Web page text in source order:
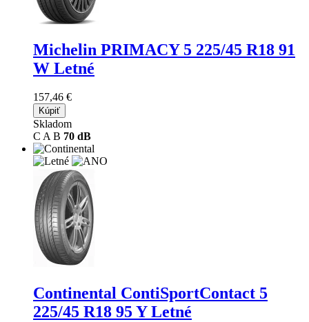
Michelin PRIMACY 5 225/45 R18 91
W Letné
157,46 €
Kúpiť
Skladom
C A B 70 dB
Continental ContiSportContact 5
225/45 R18 95 Y Letné